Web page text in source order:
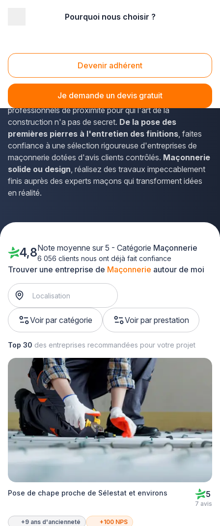
Pourquoi nous choisir ?
Devenir adhérent
Je demande un devis gratuit
Maçonnerie
Un projet de construction ou rénovation nécessite
l'expertised'une entreprise de maçonnerie.
Découvrez nos adhérents Plus que pro, des
professionnels de proximité pour qui l'art de la
construction n'a pas de secret. De la pose des
premières pierres à l'entretien des finitions, faites
confiance à une sélection rigoureuse d'entreprises de
maçonnerie dotées d'avis clients contrôlés. Maçonnerie
solide ou design, réalisez des travaux impeccablement
finis auprès des experts maçons qui transforment idées
en réalité.
Trouver une entreprise de Maçonnerie autour de moi
Voir par catégorie Voir par prestation
4,8Note moyenne sur 5 - Catégorie Maçonnerie
6 056 clients nous ont déjà fait confiance
Top 30 des entreprises recommandées pour votre projet
Pose de chape proche de Sélestat et environs 5
7 avis
+9 ans d'ancienneté +100 NPS